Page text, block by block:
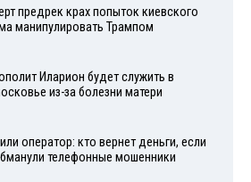
предрек крах попыток киевского
манипулировать Трампом
Иларион будет служить в
из-за болезни матери
оператор: кто вернет деньги, если
телефонные мошенники